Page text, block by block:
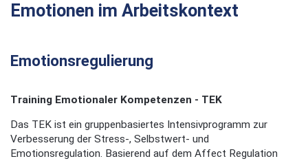
Emotionen im Arbeitskontext
Emotionsregulierung
Training Emotionaler Kompetenzen - TEK
Das TEK ist ein gruppenbasiertes Intensivprogramm zur
Verbesserung der Stress-, Selbstwert- und
Emotionsregulation. Basierend auf dem Affect Regulation